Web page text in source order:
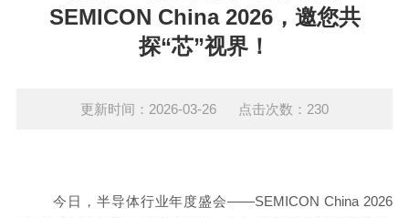
SEMICON China 2026，邀您共
探“芯”视界！
更新时间：2026-03-26 点击次数：230
今日，半导体行业年度盛会——SEMICON China 2026